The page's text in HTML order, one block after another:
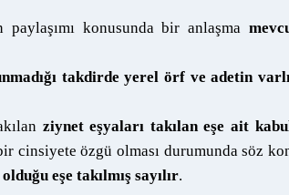
paylaşımı konusunda bir anlaşma
takdirde yerel örf ve adetin
ziynet eşyaları takılan eşe ait
cinsiyete özgü olması durumunda söz
eşe takılmış sayılır.